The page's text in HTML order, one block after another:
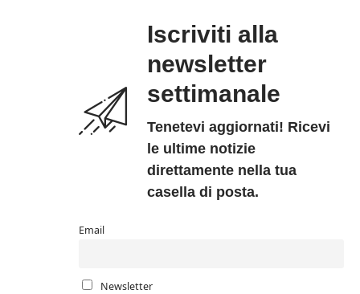
Iscriviti alla
newsletter
settimanale
Tenetevi aggiornati! Ricevi
le ultime notizie
direttamente nella tua
casella di posta.
Email
Newsletter